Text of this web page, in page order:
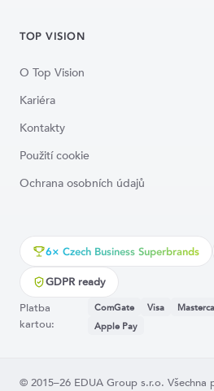
TOP VISION
O Top Vision
Kariéra
Kontakty
Použití cookie
Ochrana osobních údajů
6× Czech Business Superbrands
GDPR ready
Platba
kartou:
ComGate Visa
Apple Pay
© 2015–26 EDUA Group s.r.o. Všechna